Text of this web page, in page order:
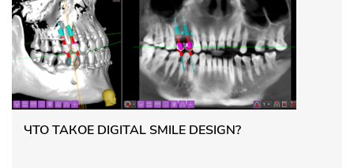
ЧТО ТАКОЕ DIGITAL SMILE DESIGN?